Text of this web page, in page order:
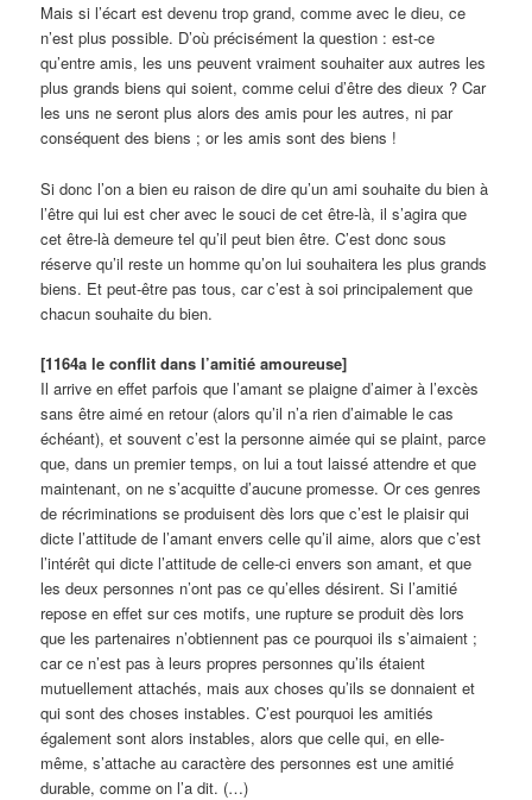
Mais si l’écart est devenu trop grand, comme avec le dieu, ce
n’est plus possible. D’où précisément la question : est-ce
qu’entre amis, les uns peuvent vraiment souhaiter aux autres les
plus grands biens qui soient, comme celui d’être des dieux ? Car
les uns ne seront plus alors des amis pour les autres, ni par
conséquent des biens ; or les amis sont des biens !
Si donc l’on a bien eu raison de dire qu’un ami souhaite du bien à
l’être qui lui est cher avec le souci de cet être-là, il s’agira que
cet être-là demeure tel qu’il peut bien être. C’est donc sous
réserve qu’il reste un homme qu’on lui souhaitera les plus grands
biens. Et peut-être pas tous, car c’est à soi principalement que
chacun souhaite du bien.
[1164a le conflit dans l’amitié amoureuse]
Il arrive en effet parfois que l’amant se plaigne d’aimer à l’excès
sans être aimé en retour (alors qu’il n’a rien d’aimable le cas
échéant), et souvent c’est la personne aimée qui se plaint, parce
que, dans un premier temps, on lui a tout laissé attendre et que
maintenant, on ne s’acquitte d’aucune promesse. Or ces genres
de récriminations se produisent dès lors que c’est le plaisir qui
dicte l’attitude de l’amant envers celle qu’il aime, alors que c’est
l’intérêt qui dicte l’attitude de celle-ci envers son amant, et que
les deux personnes n’ont pas ce qu’elles désirent. Si l’amitié
repose en effet sur ces motifs, une rupture se produit dès lors
que les partenaires n’obtiennent pas ce pourquoi ils s’aimaient ;
car ce n’est pas à leurs propres personnes qu’ils étaient
mutuellement attachés, mais aux choses qu’ils se donnaient et
qui sont des choses instables. C’est pourquoi les amitiés
également sont alors instables, alors que celle qui, en elle-
même, s’attache au caractère des personnes est une amitié
durable, comme on l’a dit. (…)